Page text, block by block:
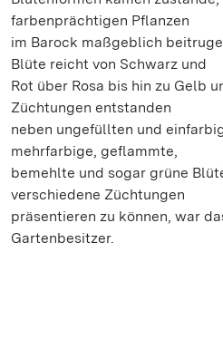
farbenprächtigen Pflanzen
im Barock maßgeblich
Blüte reicht von Schwarz und
Rot über Rosa bis hin zu Gelb
Züchtungen entstanden
neben ungefüllten und
mehrfarbige, geflammte,
bemehlte und sogar grüne
verschiedene Züchtungen
präsentieren zu können, war
Gartenbesitzer.